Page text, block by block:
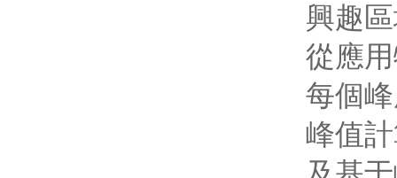
興趣
從應
每個
峰值